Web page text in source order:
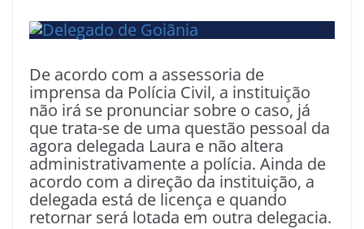
De acordo com a assessoria de
imprensa da Polícia Civil, a instituição
não irá se pronunciar sobre o caso, já
que trata-se de uma questão pessoal da
agora delegada Laura e não altera
administrativamente a polícia. Ainda de
acordo com a direção da instituição, a
delegada está de licença e quando
retornar será lotada em outra delegacia.